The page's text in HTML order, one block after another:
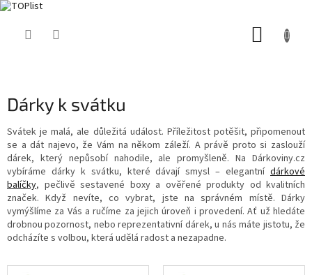
Dárky k svátku
Svátek je malá, ale důležitá událost. Příležitost potěšit, připomenout
se a dát najevo, že Vám na někom záleží. A právě proto si zaslouží
dárek, který nepůsobí nahodile, ale promyšleně. Na Dárkoviny.cz
vybíráme dárky k svátku, které dávají smysl – elegantní dárkové
balíčky, pečlivě sestavené boxy a ověřené produkty od kvalitních
značek. Když nevíte, co vybrat, jste na správném místě. Dárky
vymýšlíme za Vás a ručíme za jejich úroveň i provedení. Ať už hledáte
drobnou pozornost, nebo reprezentativní dárek, u nás máte jistotu, že
odcházíte s volbou, která udělá radost a nezapadne.